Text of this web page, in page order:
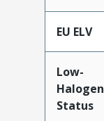
EU ELV
Low-
Halogen
Status